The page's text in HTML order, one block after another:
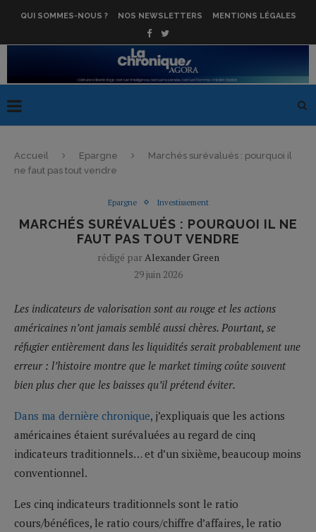
QUI SOMMES-NOUS ? NOS NEWSLETTERS MENTIONS LÉGALES
Accueil Epargne
Marchés surévalués : pourquoi il
ne faut pas tout vendre
Epargne Investissement
MARCHÉS SURÉVALUÉS : POURQUOI IL NE
FAUT PAS TOUT VENDRE
rédigé parAlexander Green
29 juin 2026
Les indicateurs de valorisation sont au rouge et les actions
américaines n’ont jamais semblé aussi chères. Pourtant, se
réfugier entièrement dans les liquidités serait probablement une
erreur : l’histoire montre que le market timing coûte souvent
bien plus cher que les baisses qu’il prétend éviter.
Dans ma dernière chronique, j’expliquais que les actions
américaines étaient surévaluées au regard de cinq
indicateurs traditionnels… et d’un sixième, beaucoup moins
conventionnel.
Les cinq indicateurs traditionnels sont le ratio
cours/bénéfices, le ratio cours/chiffre d’affaires, le ratio